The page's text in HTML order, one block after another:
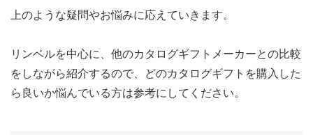
上のような疑問やお悩みに応えていきます。
リンベルを中心に、他のカタログギフトメーカーとの比較
をしながら紹介するので、どのカタログギフトを購入した
ら良いか悩んでいる方は参考にしてください。